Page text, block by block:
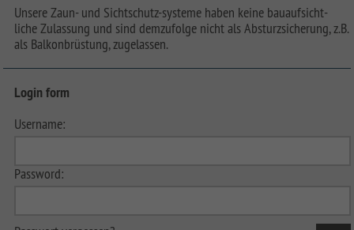
Unsere Zaun- und Sichtschutz-systeme haben keine bauaufsicht-
liche Zulassung und sind demzufolge nicht als Absturzsicherung, z.B.
als Balkonbrüstung, zugelassen.
Login form
Username:
Password: